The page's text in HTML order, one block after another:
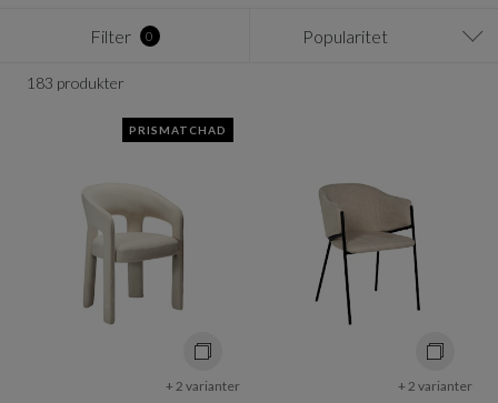
Filter 0 Popularitet
183 produkter
PRISMATCHAD
+ 2 varianter + 2 varianter